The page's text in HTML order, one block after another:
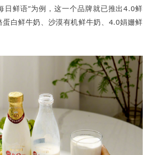
日鲜语”为例，这一个品牌就已推出4.0鲜
白鲜牛奶、沙漠有机鲜牛奶、4.0娟姗鲜